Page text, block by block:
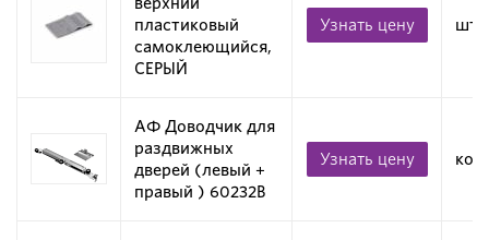
пластиковый
самоклеющийся,
СЕРЫЙ
Узнать цену шт
АФ Доводчик для
раздвижных
дверей (левый +
правый ) 60232B
Узнать цену